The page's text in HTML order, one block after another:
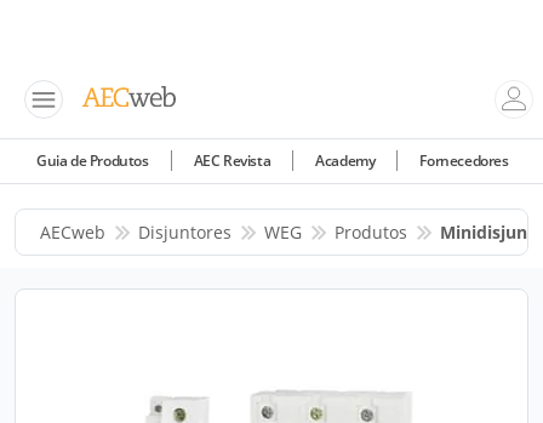
Guia de Produtos AEC Revista Academy Fornecedores
AECweb Disjuntores WEG Produtos